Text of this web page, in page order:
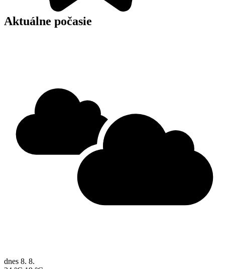
Aktuálne počasie
dnes 8. 8.